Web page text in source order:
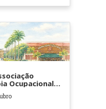
Ocupacional
e
ATOHOSP